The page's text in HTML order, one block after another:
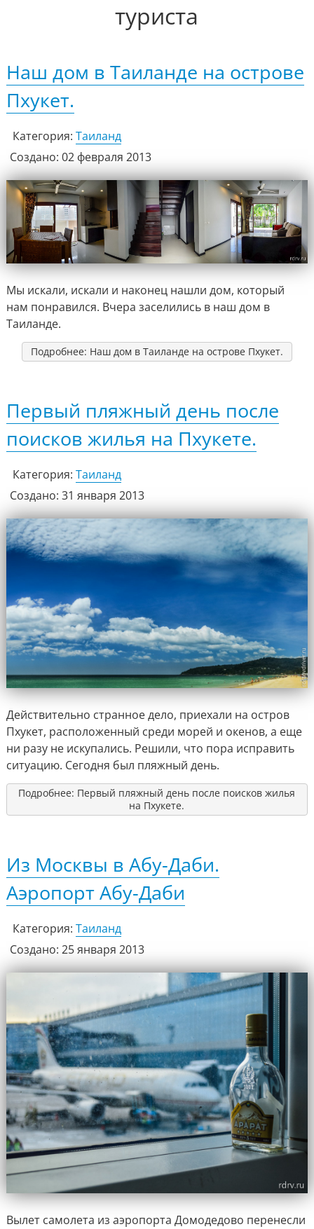
туриста
Наш дом в Таиланде на острове
Пхукет.
Категория: Таиланд
Создано: 02 февраля 2013
Мы искали, искали и наконец нашли дом, который
нам понравился. Вчера заселились в наш дом в
Таиланде.
Подробнее: Наш дом в Таиланде на острове Пхукет.
Первый пляжный день после
поисков жилья на Пхукете.
Категория: Таиланд
Создано: 31 января 2013
Действительно странное дело, приехали на остров
Пхукет, расположенный среди морей и окенов, а еще
ни разу не искупались. Решили, что пора исправить
ситуацию. Сегодня был пляжный день.
Подробнее: Первый пляжный день после поисков жилья
на Пхукете.
Из Москвы в Абу-Даби.
Аэропорт Абу-Даби
Категория: Таиланд
Создано: 25 января 2013
Вылет самолета из аэропорта Домодедово перенесли